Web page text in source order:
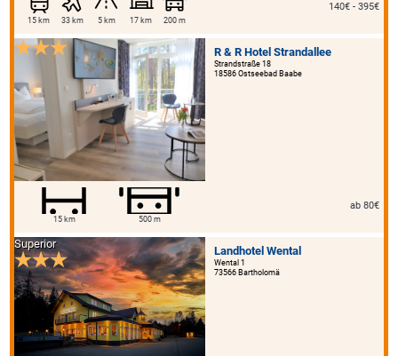
15 km 33 km 5 km 17 km 200 m
140€ - 395€
R & R Hotel Strandallee
Strandstraße 18
18586 Ostseebad Baabe
15 km 500 m
ab 80€
Landhotel Wental
Wental 1
73566 Bartholomä
Superior